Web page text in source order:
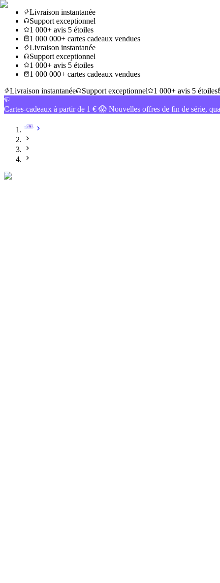
Livraison instantanée
Support exceptionnel
1 000+ avis 5 étoiles
1 000 000+ cartes cadeaux vendues
Livraison instantanée
Support exceptionnel
1 000+ avis 5 étoiles
1 000 000+ cartes cadeaux vendues
Livraison instantanée
Support exceptionnel 1 000+ avis 5 étoiles
Cartes-cadeaux à partir de 1 € 😱 Nouvelles offres de fin de série,